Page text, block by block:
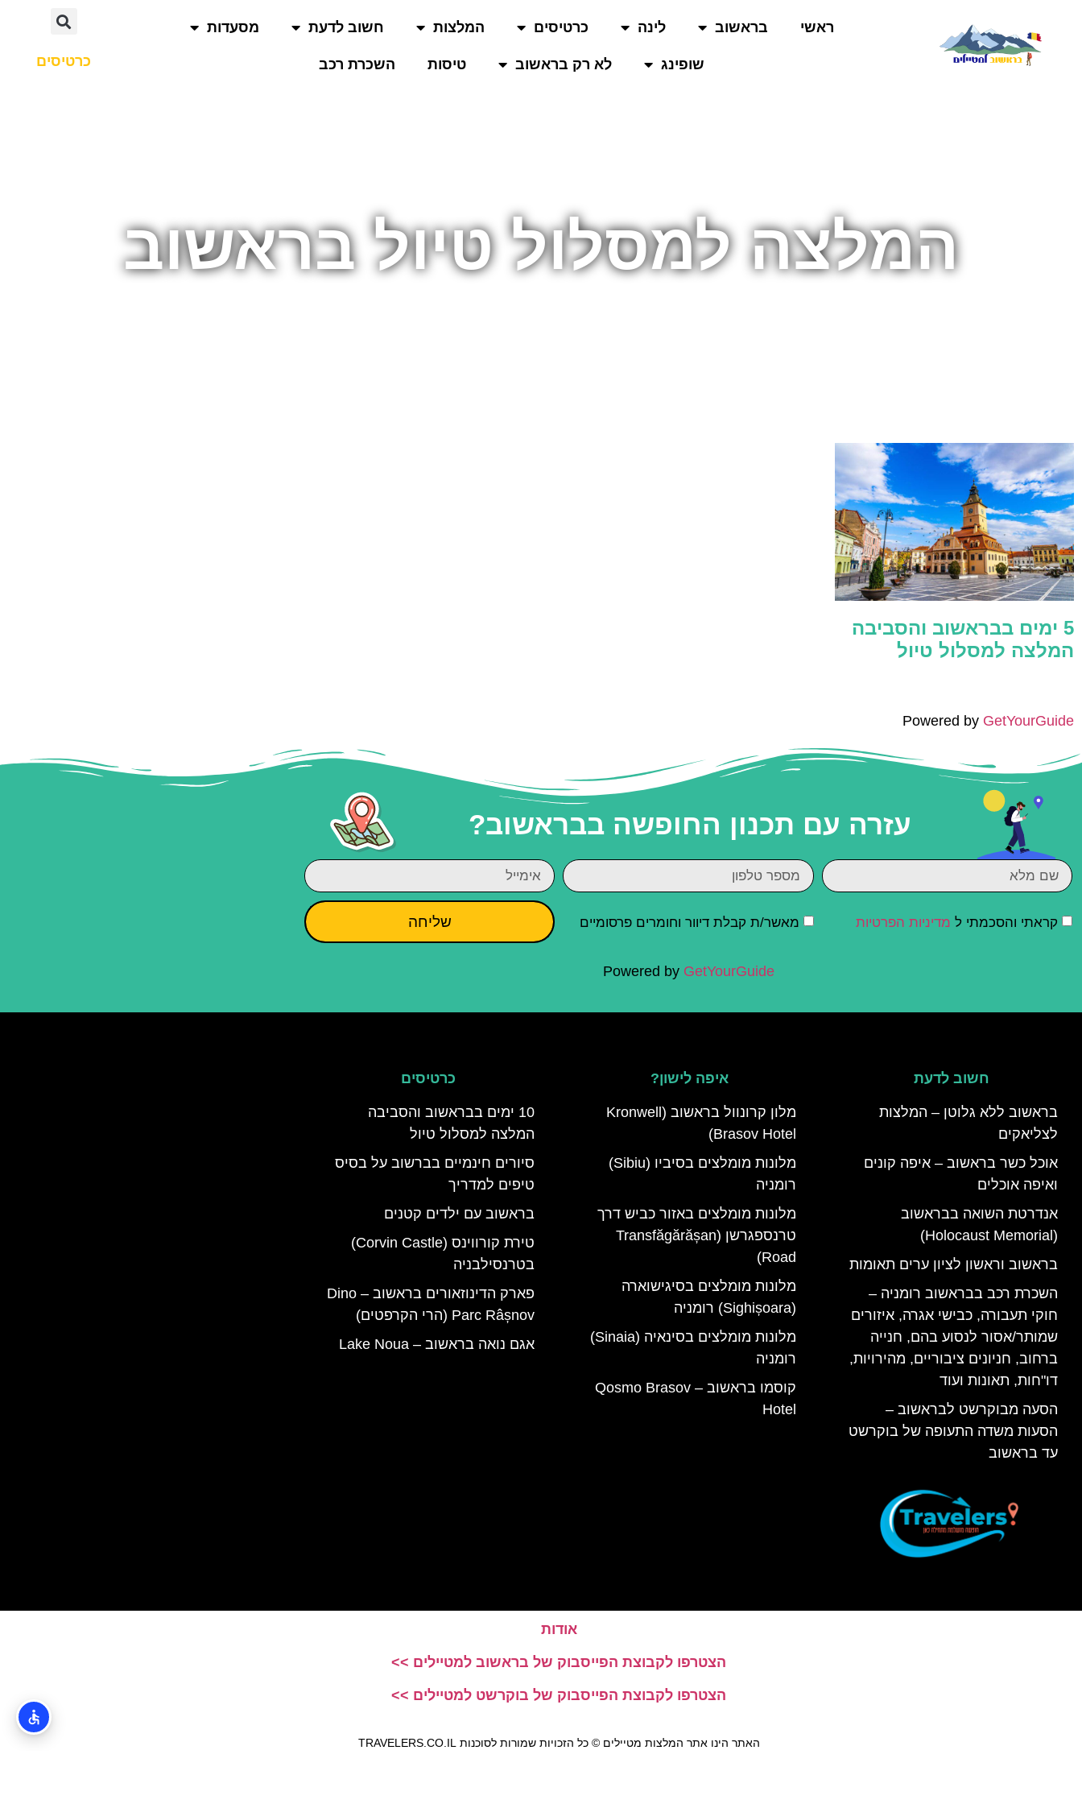
ראשי בראשוב לינה כרטיסים המלצות חשוב לדעת מסעדות
שופינג לא רק בראשוב טיסות השכרת רכב כרטיסים
המלצה למסלול טיול בראשוב
5 ימים בבראשוב והסביבה
המלצה למסלול טיול
Powered by GetYourGuide
עזרה עם תכנון החופשה בבראשוב?
קראתי והסכמתי ל מדיניות הפרטיות מאשר/ת קבלת דיוור וחומרים פרסומיים שליחה
Powered by GetYourGuide
חשוב לדעת
בראשוב ללא גלוטן – המלצות
לצליאקים
אוכל כשר בראשוב – איפה קונים
ואיפה אוכלים
אנדרטת השואה בבראשוב
(Holocaust Memorial)
בראשוב וראשון לציון ערים תאומות
השכרת רכב בבראשוב רומניה –
חוקי תעבורה, כבישי אגרה, איזורים
שמותר/אסור לנסוע בהם, חנייה
ברחוב, חניונים ציבוריים, מהירויות,
דו"חות, תאונות ועוד
הסעה מבוקרשט לבראשוב –
הסעות משדה התעופה של בוקרשט
עד בראשוב
איפה לישון?
מלון קרונוול בראשוב (Kronwell
Brasov Hotel)
מלונות מומלצים בסיביו (Sibiu)
רומניה
מלונות מומלצים באזור כביש דרך
טרנספגרשן (Transfăgărășan
Road)
מלונות מומלצים בסיגישוארה
(Sighișoara) רומניה
מלונות מומלצים בסינאיה (Sinaia)
רומניה
קוסמו בראשוב – Qosmo Brasov
Hotel
כרטיסים
10 ימים בבראשוב והסביבה
המלצה למסלול טיול
סיורים חינמיים בברשוב על בסיס
טיפים למדריך
בראשוב עם ילדים קטנים
טירת קורווינס (Corvin Castle)
בטרנסילבניה
פארק הדינוזאורים בראשוב – Dino
Parc Râșnov (הרי הקרפטים)
אגם נואה בראשוב – ‪Lake Noua‬
אודות
הצטרפו לקבוצת הפייסבוק של בראשוב למטיילים >>
הצטרפו לקבוצת הפייסבוק של בוקרשט למטיילים >>
האתר הינו אתר המלצות מטיילים © כל הזכויות שמורות לסוכנות TRAVELERS.CO.IL